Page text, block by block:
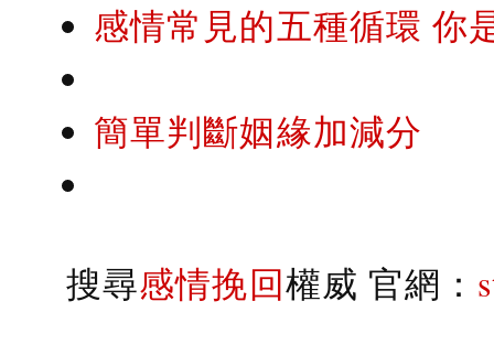
感情常見的五種循環 你
簡單判斷姻緣加減分
搜尋感情挽回權威 官網：